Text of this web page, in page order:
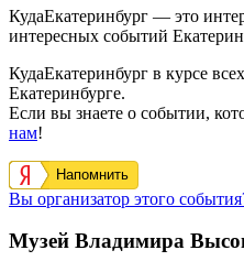
КудаЕкатеринбург — это
интересных событий
КудаЕкатеринбург в курсе
Екатеринбурге.
Если вы знаете о событии,
нам!
Напомнить
Вы организатор этого
Музей Владимира